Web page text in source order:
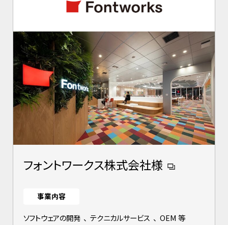
フォントワークス株式会社様
事業内容
ソフトウェアの開発 、 テクニカルサービス 、 OEM 等